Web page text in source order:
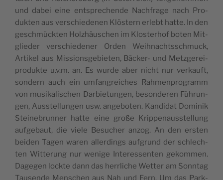
und dabei eine ent­spre­chen­de Nach­fra­ge nach Pro­
duk­ten aus ver­schie­de­nen Klös­tern erlebt hat­te. In den
geschmück­ten Holz­häus­chen im Klos­ter­hof boten Mit­
glie­der ver­schie­de­ner Orden Weih­nachts­schmuck,
Arti­kel aus Mis­si­ons­ge­bie­ten, Bäcker- und Metz­ge­rei­
pro­duk­te u.v.m. an. Es wur­de aber nicht nur ver­kauft,
son­dern auch ein umfang­rei­ches Rah­men­pro­gramm
von musi­ka­li­schen Dar­bie­tun­gen, beson­de­ren Füh­run­
gen, Aus­stel­lun­gen usw. ange­bo­ten. Kan­di­dat Domi­nik
Stein­ebrun­ner hat­te eine gro­ße Krip­pen­aus­stel­lung
auf­ge­baut, die vie­le Besu­cher anzog. An den ers­ten
bei­den Tagen waren aller­dings auf­grund der schlech­
ten Wit­te­rung nur weni­ge Inter­es­sen­ten gekom­men.
Dage­gen lock­te dann das herr­li­che Wet­ter am Sonn­tag
Tau­sen­de Men­schen aus Nah und Fern. Um das Park­